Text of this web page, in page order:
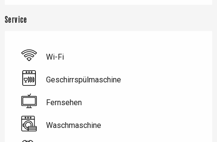
Service
Wi-Fi
Geschirrspülmaschine
Fernsehen
Waschmaschine